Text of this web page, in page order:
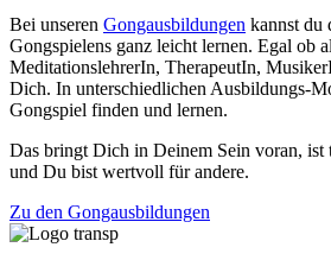
Bei unseren Gongausbildungen kannst du
Gongspielens ganz leicht lernen. Egal ob
MeditationslehrerIn, TherapeutIn,
Dich. In unterschiedlichen Ausbildungs-
Gongspiel finden und lernen.
Das bringt Dich in Deinem Sein voran, ist
und Du bist wertvoll für andere.
Zu den Gongausbildungen